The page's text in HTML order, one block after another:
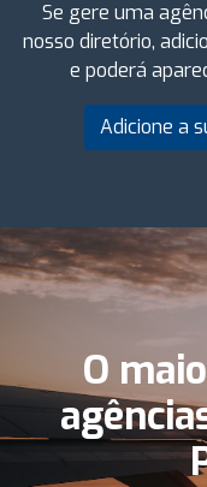
Se gere uma
nosso diretório,
e poderá
Adicione a
O